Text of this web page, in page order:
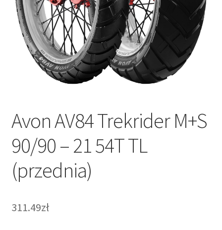
Avon AV84 Trekrider M+S
90/90 – 21 54T TL
(przednia)
311.49zł